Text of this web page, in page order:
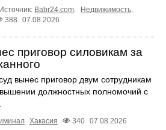
Источник: Babr24.com Недвижимость
388 07.08.2026
приговор силовикам за
вынес приговор двум сотрудникам
должностных полномочий с
Хакасия 340 07.08.2026